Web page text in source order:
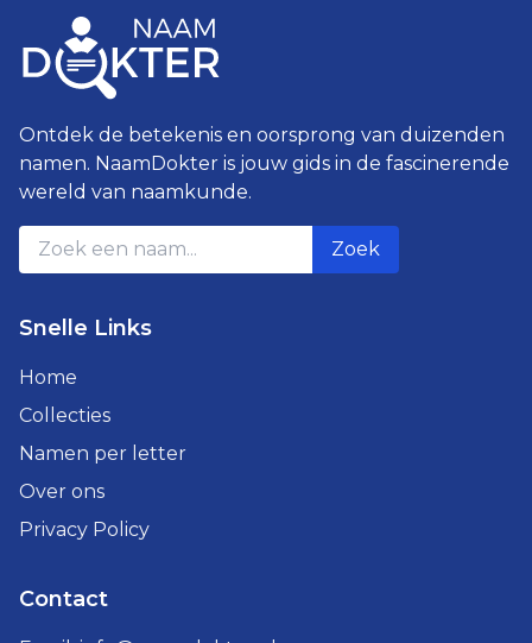
Ontdek de betekenis en oorsprong van duizenden
namen. NaamDokter is jouw gids in de fascinerende
wereld van naamkunde.
Zoek
Snelle Links
Home
Collecties
Namen per letter
Over ons
Privacy Policy
Contact